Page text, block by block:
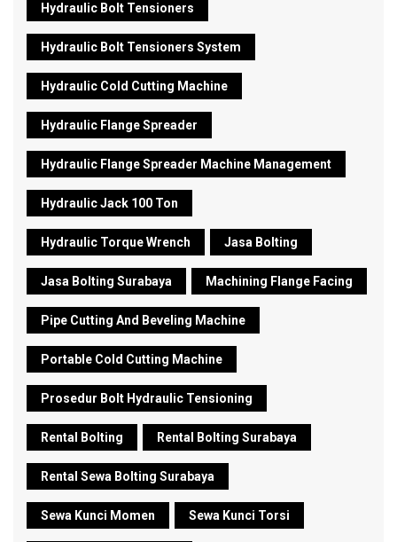
Hydraulic Bolt Tensioners
Hydraulic Bolt Tensioners System
Hydraulic Cold Cutting Machine
Hydraulic Flange Spreader
Hydraulic Flange Spreader Machine Management
Hydraulic Jack 100 Ton
Hydraulic Torque Wrench Jasa Bolting
Jasa Bolting Surabaya Machining Flange Facing
Pipe Cutting And Beveling Machine
Portable Cold Cutting Machine
Prosedur Bolt Hydraulic Tensioning
Rental Bolting Rental Bolting Surabaya
Rental Sewa Bolting Surabaya
Sewa Kunci Momen Sewa Kunci Torsi